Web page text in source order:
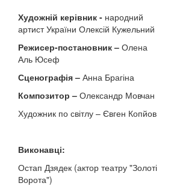
Художній керівник - народний
артист України Олексій Кужельний
Режисер-постановник – Олена
Аль Юсеф
Сценографія – Анна Брагіна
Композитор – Олександр Мовчан
Художник по світлу – Євген Копйов
Виконавці:
Остап Дзядек (актор театру "Золоті
Ворота")